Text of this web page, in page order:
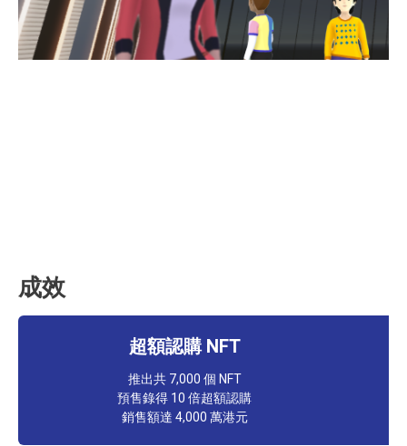
成效
超額認購 NFT
推出共 7,000 個 NFT
預售錄得 10 倍超額認購
銷售額達 4,000 萬港元